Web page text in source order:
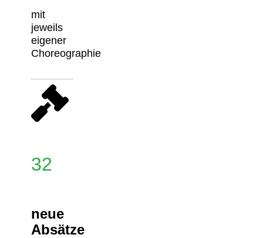
mit
jeweils
eigener
Choreographie
32
neue
Absätze